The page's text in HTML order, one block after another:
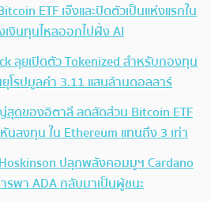
ETF เจ๊งและปิดตัวเป็นแห่งแรกใน
งินทุนไหลออกไปฝั่ง AI
ลุยเปิดตัว Tokenized สำหรับกองทุน
โรปมูลค่า 3.11 แสนล้านดอลลาร์
สุดของอิตาลี ลดสัดส่วน Bitcoin ETF
นลงทุน ใน Ethereum แทนถึง 3 เท่า
ปลุกพลังคอมมูฯ Cardano
พา ADA กลับมาเป็นผู้ชนะ